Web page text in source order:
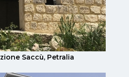
Saccù, Petralia